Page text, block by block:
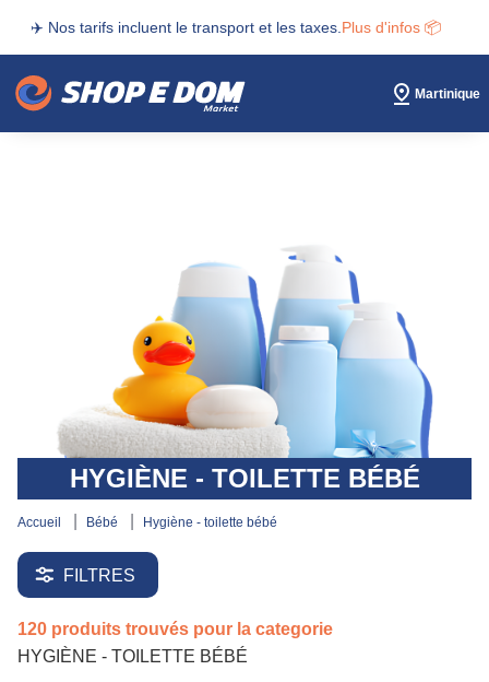
✈️ Nos tarifs incluent le transport et les taxes. Plus d'infos 📦
Martinique
HYGIÈNE - TOILETTE BÉBÉ
accueil bébé hygiène - toilette bébé
FILTRES
120 produits trouvés pour la categorie
HYGIÈNE - TOILETTE BÉBÉ